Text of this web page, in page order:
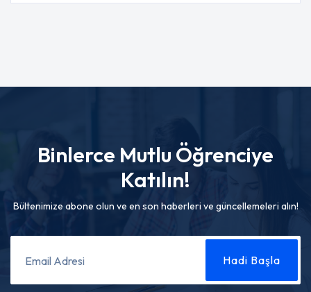
Binlerce Mutlu Öğrenciye
Katılın!
Bültenimize abone olun ve en son haberleri ve güncellemeleri alın!